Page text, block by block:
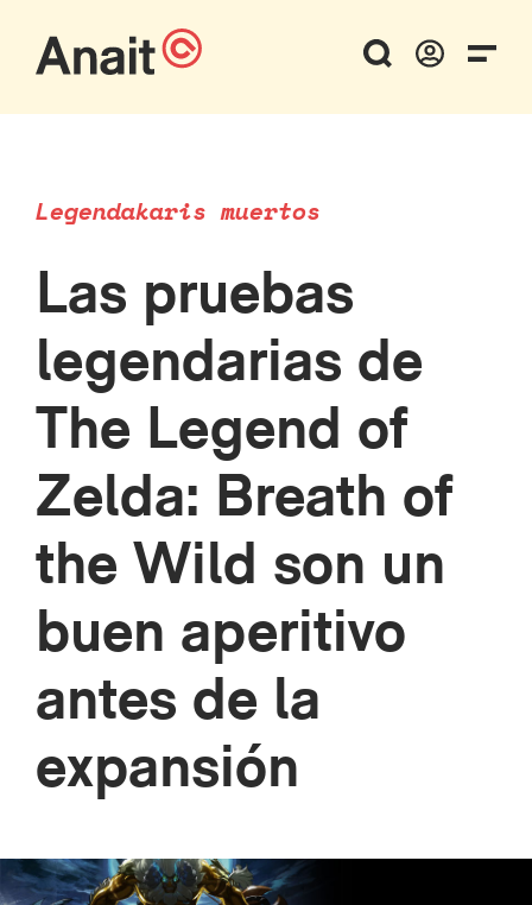
Legendakaris muertos
Las pruebas
legendarias de
The Legend of
Zelda: Breath of
the Wild son un
buen aperitivo
antes de la
expansión